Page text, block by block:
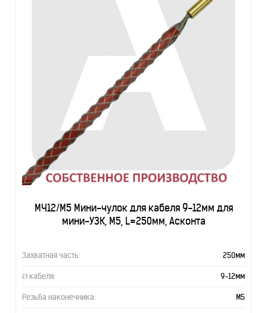
МЧ12/М5 Мини-чулок для кабеля 9-12мм для
мини-УЗК, М5, L=250мм, Асконта
Захватная часть: 250мм
Ø кабеля: 9-12мм
Резьба наконечника: М5